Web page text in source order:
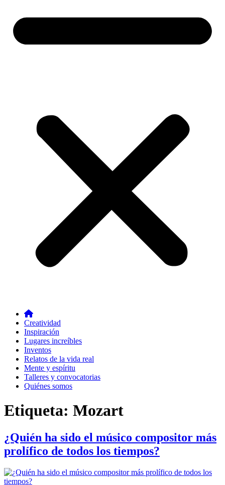
Creatividad
Inspiración
Lugares increíbles
Inventos
Relatos de la vida real
Mente y espíritu
Talleres y convocatorias
Quiénes somos
Etiqueta: Mozart
¿Quién ha sido el músico compositor más
prolífico de todos los tiempos?